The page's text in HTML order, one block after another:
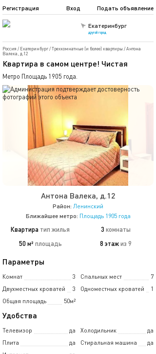
Екатеринбург
другой город
Подать объявление
Регистрация Вход
Россия / Екатеринбург/Трехкомнатные (и более) квартиры /Антона
Валека, д.12
Квартира в самом центре! Чистая
Метро Площадь 1905 года.
Антона Валека, д.12
Район: Ленинский
Ближайшее метро: Площадь 1905 года
Квартира тип жилья 3 комнаты
50 м² площадь 8 этажиз 9
Параметры
Комнат 3 Спальных мест
7
Двухместных кроватей
3 Одноместных кроватей
1
Общая площадь
50м²
Удобства
Телевизор да Холодильник
да
Плита
да Стиральная машина
да